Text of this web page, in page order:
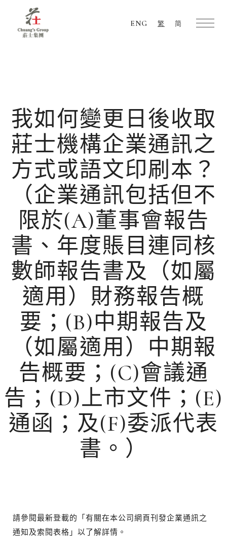
ENG 繁 简
我如何變更日後收取
莊士機構企業通訊之
方式或語文印刷本？
（企業通訊包括但不
限於(A)董事會報告
書、年度賬目連同核
數師報告書及（如屬
適用）財務報告概
要；(B)中期報告及
（如屬適用）中期報
告概要；(C)會議通
告；(D)上市文件；(E)
通函；及(F)委派代表
書。）
請參閱最新登載的「有關在本公司網頁刊發企業通訊之
通知及索閱表格」以了解詳情。